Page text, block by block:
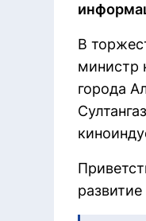
В
министр
города